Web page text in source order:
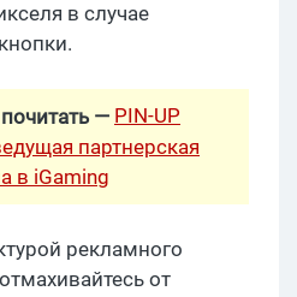
в случае
— PIN-UP
партнерская
в iGaming
рекламного
от